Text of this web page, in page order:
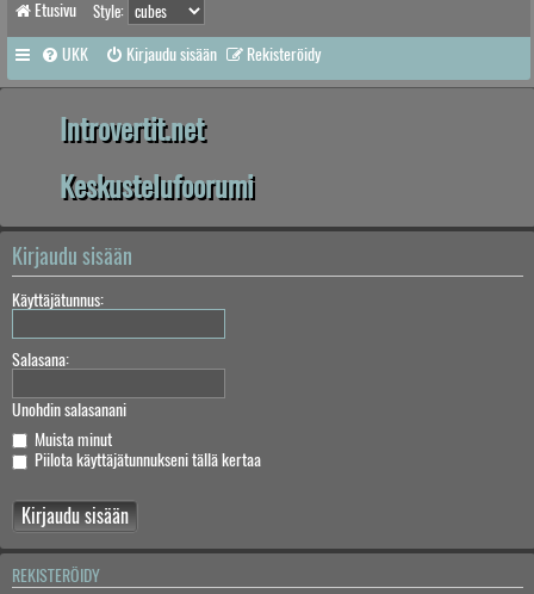
Etusivu Style:
UKK Kirjaudu sisään Rekisteröidy
Introvertit.net
Keskustelufoorumi
Kirjaudu sisään
Käyttäjätunnus:
Salasana:
Unohdin salasanani
Muista minut
Piilota käyttäjätunnukseni tällä kertaa
REKISTERÖIDY